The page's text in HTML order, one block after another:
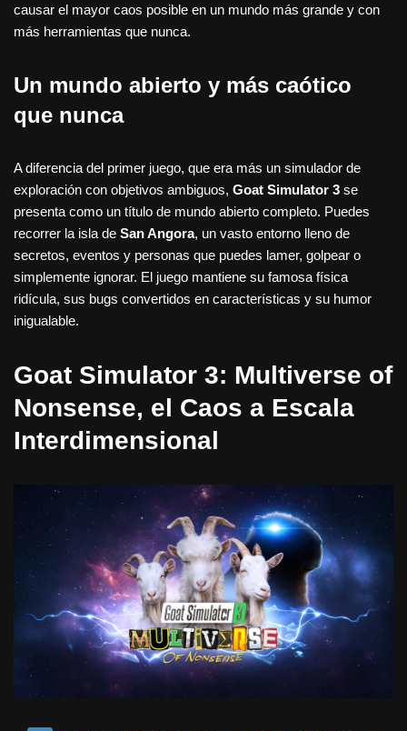
causar el mayor caos posible en un mundo más grande y con
más herramientas que nunca.
Un mundo abierto y más caótico
que nunca
A diferencia del primer juego, que era más un simulador de
exploración con objetivos ambiguos, Goat Simulator 3 se
presenta como un título de mundo abierto completo. Puedes
recorrer la isla de San Angora, un vasto entorno lleno de
secretos, eventos y personas que puedes lamer, golpear o
simplemente ignorar. El juego mantiene su famosa física
ridícula, sus bugs convertidos en características y su humor
inigualable.
Goat Simulator 3: Multiverse of
Nonsense, el Caos a Escala
Interdimensional